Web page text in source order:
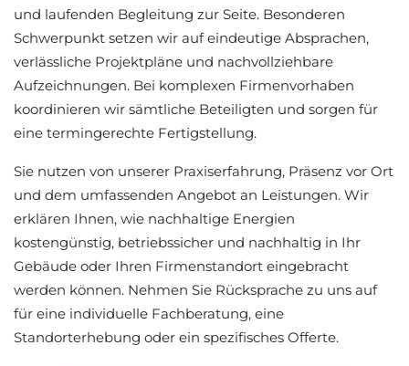
und laufenden Begleitung zur Seite. Besonderen
Schwerpunkt setzen wir auf eindeutige Absprachen,
verlässliche Projektpläne und nachvollziehbare
Aufzeichnungen. Bei komplexen Firmenvorhaben
koordinieren wir sämtliche Beteiligten und sorgen für
eine termingerechte Fertigstellung.
Sie nutzen von unserer Praxiserfahrung, Präsenz vor Ort
und dem umfassenden Angebot an Leistungen. Wir
erklären Ihnen, wie nachhaltige Energien
kostengünstig, betriebssicher und nachhaltig in Ihr
Gebäude oder Ihren Firmenstandort eingebracht
werden können. Nehmen Sie Rücksprache zu uns auf
für eine individuelle Fachberatung, eine
Standorterhebung oder ein spezifisches Offerte.